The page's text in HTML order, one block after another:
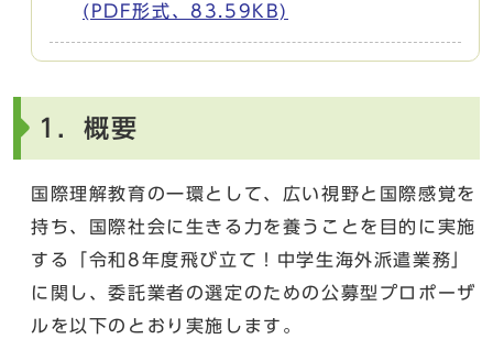
(PDF形式、83.59KB)
1．概要
国際理解教育の一環として、広い視野と国際感覚を
持ち、国際社会に生きる力を養うことを目的に実施
する「令和8年度飛び立て！中学生海外派遣業務」
に関し、委託業者の選定のための公募型プロポーザ
ルを以下のとおり実施します。